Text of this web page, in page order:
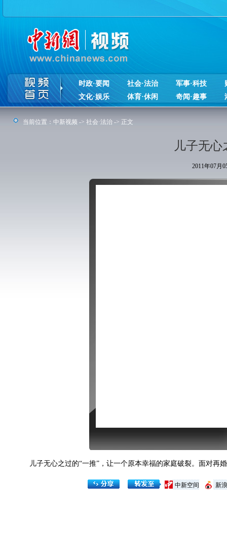
时政·要闻 社会·法治 军事·科技
文化·娱乐
体育·休闲 奇闻·趣事
当前位置： 中新视频 -> 社会·法治 -> 正文
儿子无
2011年07月
儿子无心之过的“一推”，让一个原本幸福的家庭破裂。面对再
新
中新空间